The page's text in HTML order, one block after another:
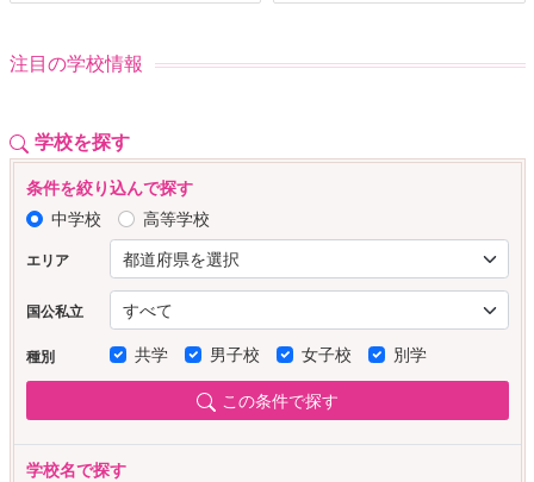
注目の学校情報
学校を探す
条件を絞り込んで探す
中学校
高等学校
エリア
国公私立
種別 共学 男子校 女子校 別学
この条件で探す
学校名で探す